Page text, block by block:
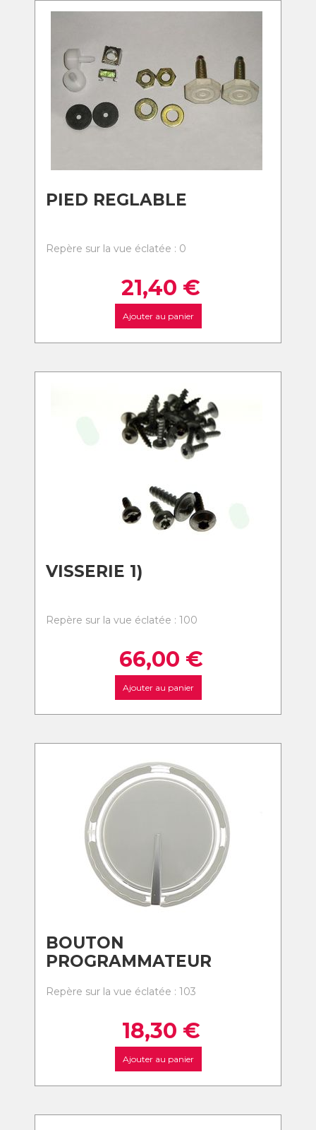
PIED REGLABLE
Repère sur la vue éclatée : 0
21,40 €
Ajouter au panier
VISSERIE 1)
Repère sur la vue éclatée : 100
66,00 €
Ajouter au panier
BOUTON
PROGRAMMATEUR
Repère sur la vue éclatée : 103
18,30 €
Ajouter au panier